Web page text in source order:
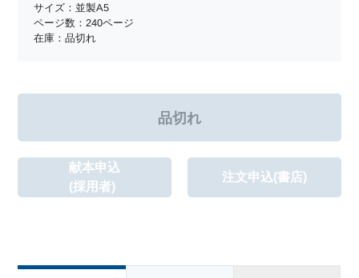
サイズ：並製A5
ページ数：240ページ
在庫：品切れ
献本申込
(採用者)
注文申込(書店)